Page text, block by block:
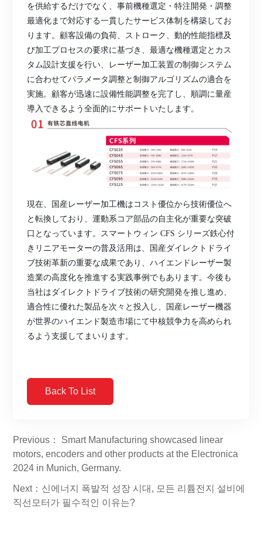
を供給するだけでなく、事前機種選定・特注開発・調整
最適化まで対応する一貫したサービス体制を構築してお
ります。顧客設備の負荷、ストローク、動的性能指標及
び加工プロセスの要求に基づき、最適な機種選定とカス
タム設計支援を行い、レーザー加工装置の制御システム
に合わせてパラメータ調整と制御アルゴリズムの適合を
実施。顧客が迅速に設備性能調整を完了し、順調に量産
導入できるよう全面的にサポートいたします。
現在、国産レーザー加工機はコスト優位から技術優位へ
と転換しており、運動系コア部品の自主化が重要な突破
口となっています。スマートウィン CFS シリーズ鉄心付
きリニアモーターの普及活用は、国産ダイレクトドライ
ブ技術革新の重要な成果であり、ハイエンドレーザー製
造業の高度化を推進する実践事例でもあります。今後も
当社はダイレクトドライブ技術の研究開発を推し進め、
適合性に優れた製品を次々と投入し、国産レーザー機器
が世界のハイエンド製造市場にて中核競争力を高められ
るよう支援してまいります。
Back To List
Previous： Smart Manufacturing showcased linear
motors, encoders and other products at the Electronica
2024 in Munich, Germany.
Next：신에너지 폭발적 성장 시대, 모든 리튬전지 설비에
직선모터가 필수적인 이유는?